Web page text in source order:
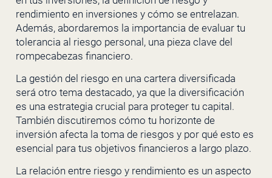
rendimiento en inversiones y cómo se entrelazan.
Además, abordaremos la importancia de evaluar tu
tolerancia al riesgo personal, una pieza clave del
rompecabezas financiero.
La gestión del riesgo en una cartera diversificada
será otro tema destacado, ya que la diversificación
es una estrategia crucial para proteger tu capital.
También discutiremos cómo tu horizonte de
inversión afecta la toma de riesgos y por qué esto es
esencial para tus objetivos financieros a largo plazo.
La relación entre riesgo y rendimiento es un aspecto